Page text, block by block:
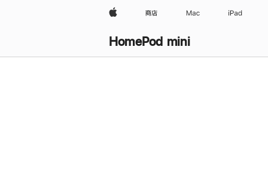
Apple 商店 Mac iPad
HomePod mini